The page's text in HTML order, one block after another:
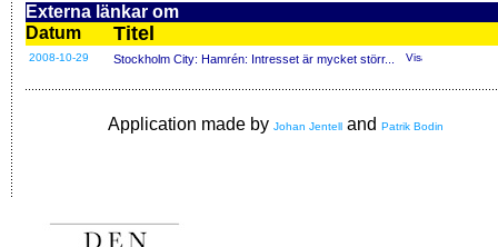
Externa länkar om
Datum
Titel
2008-10-29 Stockholm City: Hamrén: Intresset är mycket störr...
Application made by Johan Jentell and Patrik Bodin